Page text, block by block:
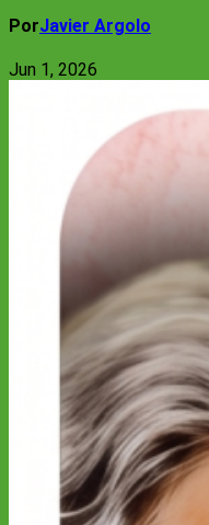
PorJavier Argolo
Jun 1, 2026